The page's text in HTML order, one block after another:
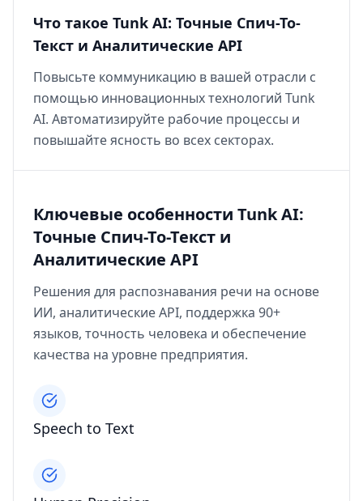
Что такое Tunk AI: Точные Спич-То-
Текст и Аналитические API
Повысьте коммуникацию в вашей отрасли с
помощью инновационных технологий Tunk
AI. Автоматизируйте рабочие процессы и
повышайте ясность во всех секторах.
Ключевые особенности Tunk AI:
Точные Спич-То-Текст и
Аналитические API
Решения для распознавания речи на основе
ИИ, аналитические API, поддержка 90+
языков, точность человека и обеспечение
качества на уровне предприятия.
Speech to Text